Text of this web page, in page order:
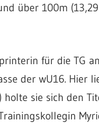
über 100m
für die TG
der wU16. Hier
sie sich den